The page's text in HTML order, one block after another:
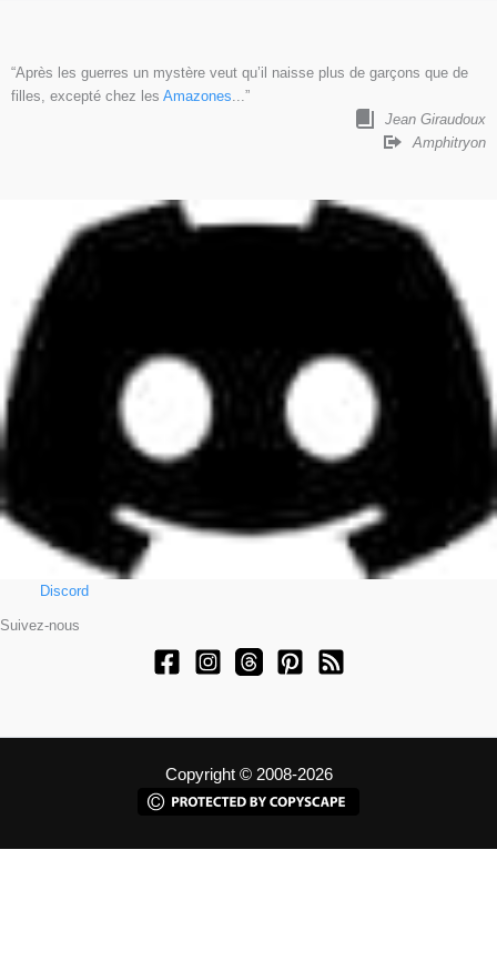
“Après les guerres un mystère veut qu’il naisse plus de garçons que de
filles, excepté chez les Amazones...”
Jean Giraudoux
Amphitryon
Discord
Suivez-nous
Copyright © 2008-2026